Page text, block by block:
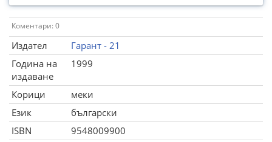
Коментари: 0
Издател
Гарант - 21
Година на
издаване
1999
Корици
меки
Език
български
ISBN
9548009900